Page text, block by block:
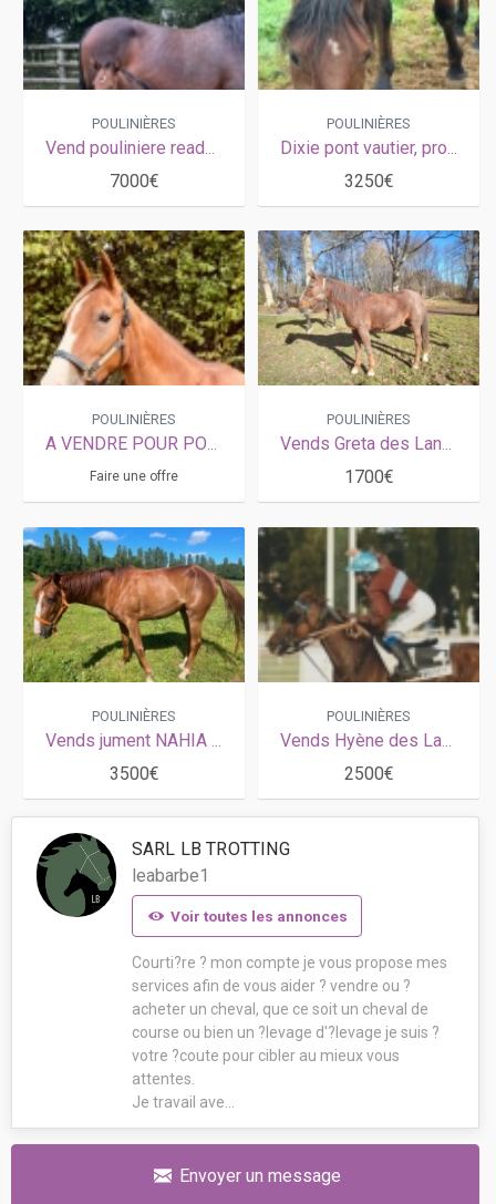
POULINIÈRES
Vend pouliniere ready cash
7000€
POULINIÈRES
Dixie pont vautier, produits de qualité
3250€
POULINIÈRES
A VENDRE POUR POULINIERE MISS LIGNERIES
Faire une offre
POULINIÈRES
Vends Greta des Landiers
1700€
POULINIÈRES
Vends jument NAHIA D HERIPRE (Gu d'Héripré - Hiroune d'Héripré par Niky)
3500€
POULINIÈRES
Vends Hyène des Landiers 3ème catégorie
2500€
SARL LB TROTTING
leabarbe1
Voir toutes les annonces
Courti?re ? mon compte je vous propose mes
services afin de vous aider ? vendre ou ?
acheter un cheval, que ce soit un cheval de
course ou bien un ?levage d'?levage je suis ?
votre ?coute pour cibler au mieux vous
attentes.
Je travail ave...
Envoyer un message